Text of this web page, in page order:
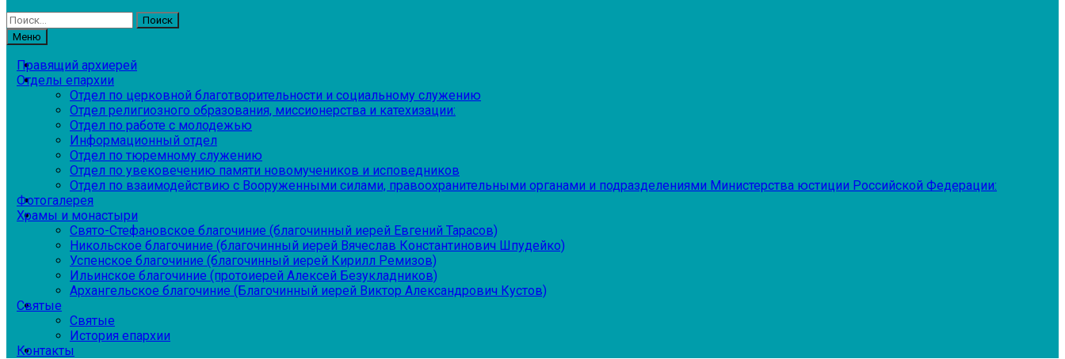
Найти:
Меню
Правящий архиерей
Отделы епархии
Отдел по церковной благотворительности и социальному служению
Отдел религиозного образования, миссионерства и катехизации:
Отдел по работе с молодежью
Информационный отдел
Отдел по тюремному служению
Отдел по увековечению памяти новомучеников и исповедников
Отдел по взаимодействию с Вооруженными силами, правоохранительными органами и подразделениями Министерства юстиции Российской Федерации:
Фотогалерея
Храмы и монастыри
Свято-Стефановское благочиние (благочинный иерей Евгений Тарасов)
Никольское благочиние (благочинный иерей Вячеслав Константинович Шпудейко)
Успенское благочиние (благочинный иерей Кирилл Ремизов)
Ильинское благочиние (протоиерей Алексей Безукладников)
Архангельское благочиние (Благочинный иерей Виктор Александрович Кустов)
Святые
Святые
История епархии
Контакты